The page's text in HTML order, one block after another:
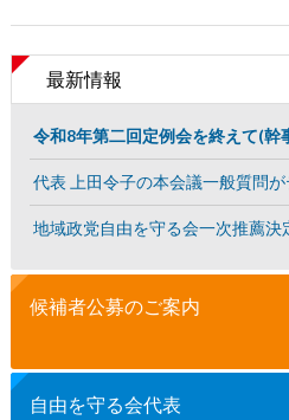
最新情報
令和8年第二回定例会を終えて(幹
代表 上田令子の本会議一般質問
地域政党自由を守る会一次推薦決
候補者公募のご案内
自由を守る会代表